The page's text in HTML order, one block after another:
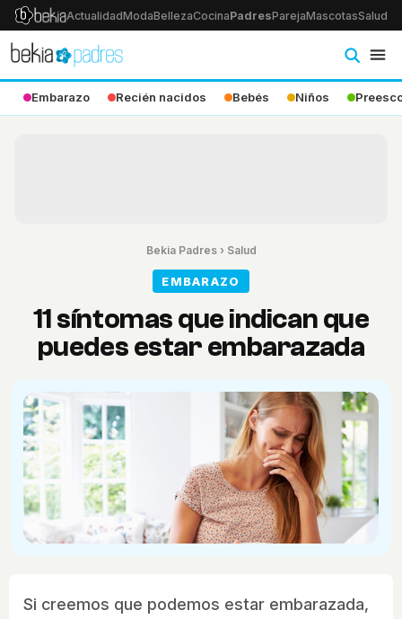
ActualidadModaBellezaCocinaPadresParejaMascotasSalud
Embarazo Recién nacidos Bebés Niños
Bekia Padres› Salud
EMBARAZO
11 síntomas que indican que
puedes estar embarazada
Si creemos que podemos estar embarazada,